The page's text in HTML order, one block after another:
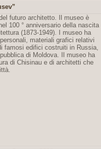
futuro architetto. Il museo è
100 ° anniversario della nascita
(1873-1949). I museo ha
materiali grafici relativi
famosi edifici costruiti in Russia,
di Moldova. Il museo ha
di Chisinau e di architetti che